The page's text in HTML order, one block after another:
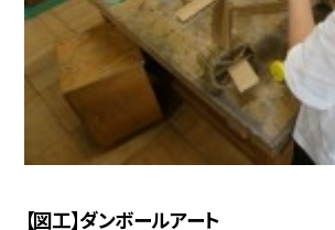
【図工】ダンボールアート